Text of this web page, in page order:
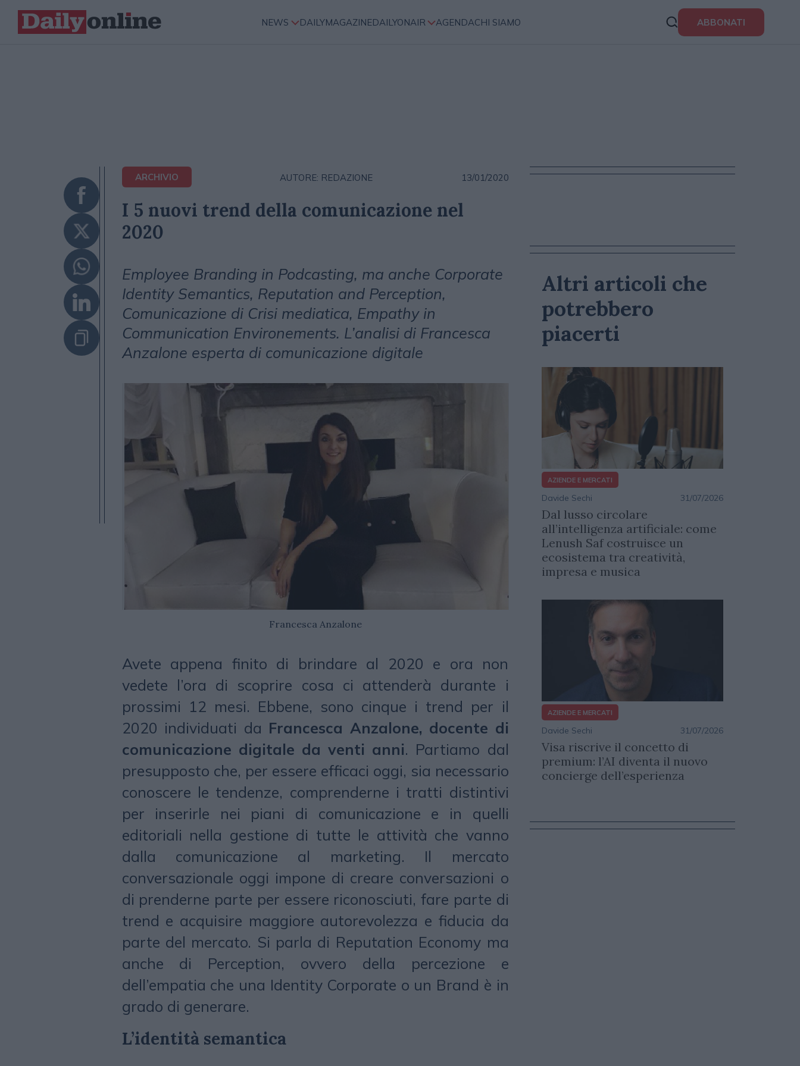
NEWS DAILYMAGAZINEDAILYONAIR AGENDACHI SIAMO ABBONATI
ARCHIVIO AUTORE: REDAZIONE 13/01/2020
I 5 nuovi trend della comunicazione nel
2020
Employee Branding in Podcasting, ma anche Corporate
Identity Semantics, Reputation and Perception,
Comunicazione di Crisi mediatica, Empathy in
Communication Environements. L’analisi di Francesca
Anzalone esperta di comunicazione digitale
Francesca Anzalone
Avete appena finito di brindare al 2020 e ora non
vedete l’ora di scoprire cosa ci attenderà durante i
prossimi 12 mesi. Ebbene, sono cinque i trend per il
2020 individuati da Francesca Anzalone, docente di
comunicazione digitale da venti anni. Partiamo dal
presupposto che, per essere efficaci oggi, sia necessario
conoscere le tendenze, comprenderne i tratti distintivi
per inserirle nei piani di comunicazione e in quelli
editoriali nella gestione di tutte le attività che vanno
dalla comunicazione al marketing. Il mercato
conversazionale oggi impone di creare conversazioni o
di prenderne parte per essere riconosciuti, fare parte di
trend e acquisire maggiore autorevolezza e fiducia da
parte del mercato. Si parla di Reputation Economy ma
anche di Perception, ovvero della percezione e
dell’empatia che una Identity Corporate o un Brand è in
grado di generare.
L’identità semantica
Altri articoli che
potrebbero
piacerti
AZIENDE E MERCATI
Davide Sechi 31/07/2026
Dal lusso circolare
all’intelligenza artificiale: come
Lenush Saf costruisce un
ecosistema tra creatività,
impresa e musica
AZIENDE E MERCATI
Davide Sechi 31/07/2026
Visa riscrive il concetto di
premium: l’AI diventa il nuovo
concierge dell’esperienza